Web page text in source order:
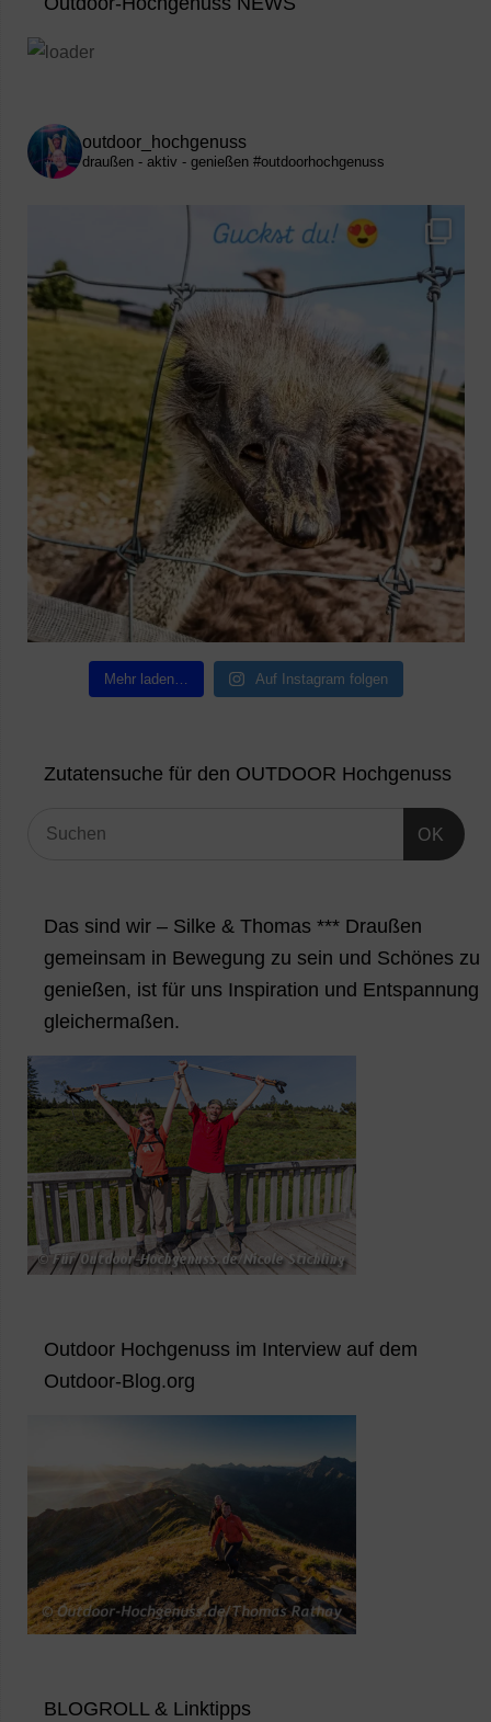
outdoor_hochgenuss
draußen - aktiv - genießen #outdoorhochgenuss
Mehr laden… Auf Instagram folgen
Zutatensuche für den OUTDOOR Hochgenuss
OK
Das sind wir – Silke & Thomas *** Draußen
gemeinsam in Bewegung zu sein und Schönes zu
genießen, ist für uns Inspiration und Entspannung
gleichermaßen.
Outdoor Hochgenuss im Interview auf dem
Outdoor-Blog.org
BLOGROLL & Linktipps